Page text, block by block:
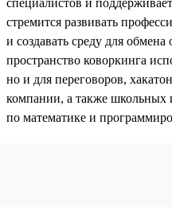
специалистов и
стремится развивать
и создавать среду для
пространство коворкинга
но и для переговоров,
компании, а также школьных
по математике и